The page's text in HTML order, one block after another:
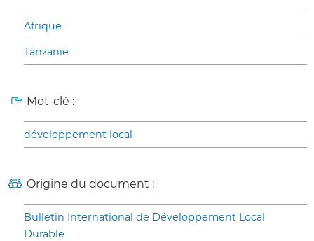
Afrique
Tanzanie
Mot-clé :
développement local
Origine du document :
Bulletin International de Développement Local
Durable